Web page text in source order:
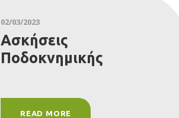
02/03/2023
Ασκήσεις
Ποδοκνημικής
READ MORE